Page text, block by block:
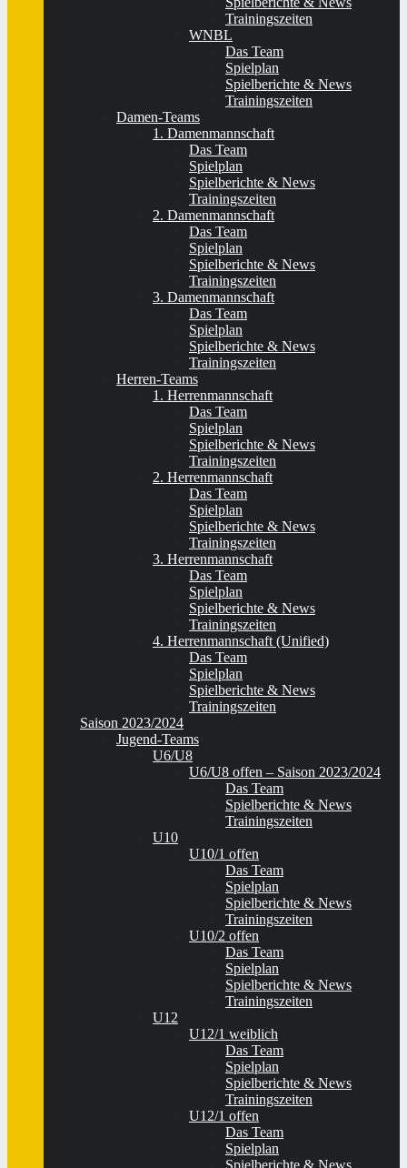
Trainingszeiten
WNBL
Das Team
Spielplan
Spielberichte & News
Trainingszeiten
Damen-Teams
1. Damenmannschaft
Das Team
Spielplan
Spielberichte & News
Trainingszeiten
2. Damenmannschaft
Das Team
Spielplan
Spielberichte & News
Trainingszeiten
3. Damenmannschaft
Das Team
Spielplan
Spielberichte & News
Trainingszeiten
Herren-Teams
1. Herrenmannschaft
Das Team
Spielplan
Spielberichte & News
Trainingszeiten
2. Herrenmannschaft
Das Team
Spielplan
Spielberichte & News
Trainingszeiten
3. Herrenmannschaft
Das Team
Spielplan
Spielberichte & News
Trainingszeiten
4. Herrenmannschaft (Unified)
Das Team
Spielplan
Spielberichte & News
Trainingszeiten
Saison 2023/2024
Jugend-Teams
U6/U8
U6/U8 offen – Saison 2023/2024
Das Team
Spielberichte & News
Trainingszeiten
U10
U10/1 offen
Das Team
Spielplan
Spielberichte & News
Trainingszeiten
U10/2 offen
Das Team
Spielplan
Spielberichte & News
Trainingszeiten
U12
U12/1 weiblich
Das Team
Spielplan
Spielberichte & News
Trainingszeiten
U12/1 offen
Das Team
Spielplan
Spielberichte & News